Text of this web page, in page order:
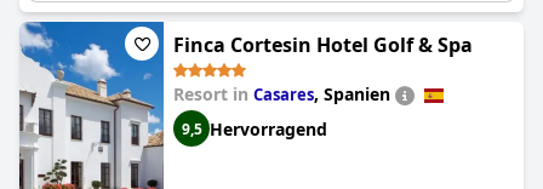
Finca Cortesin Hotel Golf & Spa
Resort in Casares, Spanien
9,5 Hervorragend